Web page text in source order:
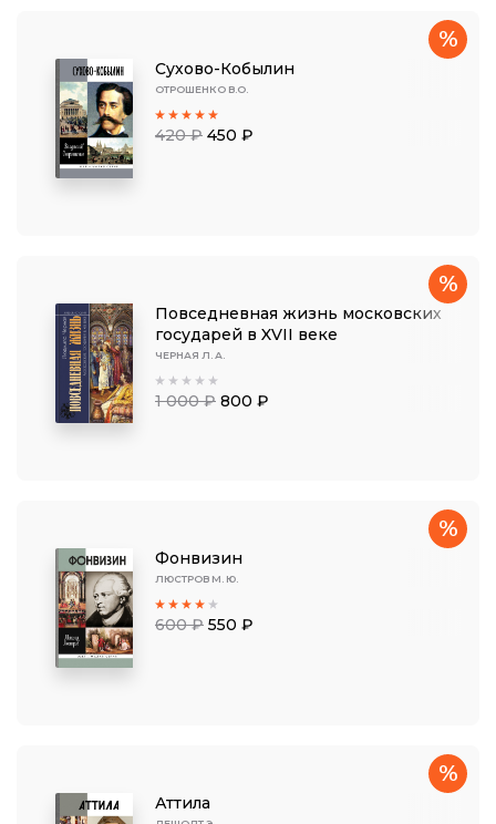
Сухово-Кобылин
ОТРОШЕНКО В.О.
420 ₽ 450 ₽
%
Повседневная жизнь московских
государей в XVII веке
ЧЕРНАЯ Л. А.
1 000 ₽ 800 ₽
%
Фонвизин
ЛЮСТРОВ М. Ю.
600 ₽ 550 ₽
%
Аттила
%